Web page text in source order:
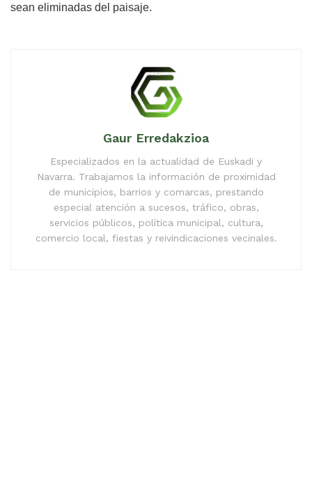
sean eliminadas del paisaje.
Gaur Erredakzioa
Especializados en la actualidad de Euskadi y
Navarra. Trabajamos la información de proximidad
de municipios, barrios y comarcas, prestando
especial atención a sucesos, tráfico, obras,
servicios públicos, política municipal, cultura,
comercio local, fiestas y reivindicaciones vecinales.